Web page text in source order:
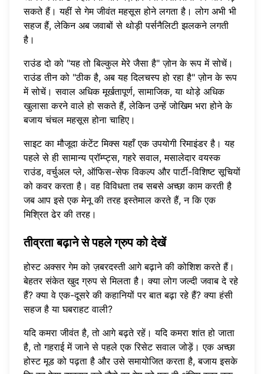
सकते हैं। यहीं से गेम जीवंत महसूस होने लगता है। लोग अभी भी
सहज हैं, लेकिन अब जवाबों से थोड़ी पर्सनैलिटी झलकने लगती
है।
राउंड दो को "यह तो बिल्कुल मेरे जैसा है" ज़ोन के रूप में सोचें।
राउंड तीन को "ठीक है, अब यह दिलचस्प हो रहा है" ज़ोन के रूप
में सोचें। सवाल अधिक मूर्खतापूर्ण, सामाजिक, या थोड़े अधिक
खुलासा करने वाले हो सकते हैं, लेकिन उन्हें जोखिम भरा होने के
बजाय चंचल महसूस होना चाहिए।
साइट का मौजूदा कंटेंट मिक्स यहाँ एक उपयोगी रिमाइंडर है। यह
पहले से ही सामान्य प्रॉम्प्ट्स, गहरे सवाल, मसालेदार वयस्क
राउंड, वर्चुअल प्ले, ऑफिस-सेफ विकल्प और पार्टी-विशिष्ट सूचियों
को कवर करता है। वह विविधता तब सबसे अच्छा काम करती है
जब आप इसे एक मेनू की तरह इस्तेमाल करते हैं, न कि एक
मिश्रित ढेर की तरह।
तीव्रता बढ़ाने से पहले ग्रुप को देखें
होस्ट अक्सर गेम को ज़बरदस्ती आगे बढ़ाने की कोशिश करते हैं।
बेहतर संकेत खुद ग्रुप से मिलता है। क्या लोग जल्दी जवाब दे रहे
हैं? क्या वे एक-दूसरे की कहानियों पर बात बढ़ा रहे हैं? क्या हंसी
सहज है या घबराहट वाली?
यदि कमरा जीवंत है, तो आगे बढ़ते रहें। यदि कमरा शांत हो जाता
है, तो गहराई में जाने से पहले एक रिसेट सवाल जोड़ें। एक अच्छा
होस्ट मूड को पढ़ता है और उसे समायोजित करता है, बजाय इसके